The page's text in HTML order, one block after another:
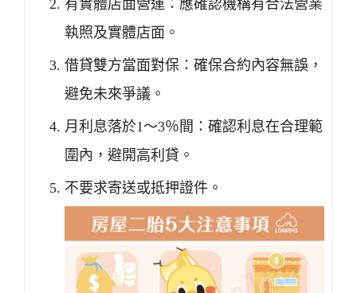
有實體店面營運：應確認機構有合法營業
執照及實體店面。
借貸雙方當面對保：確保合約內容無誤，
避免未來爭議。
月利息落於1～3％間：確認利息在合理範
圍內，避開高利貸。
不要求寄送或抵押證件。